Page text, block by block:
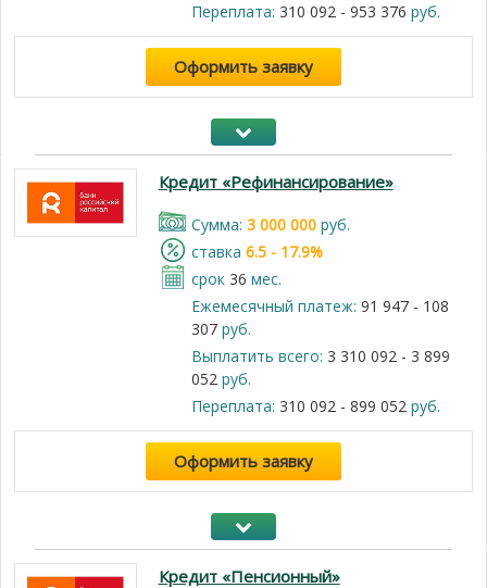
Переплата: 310 092 - 953 376 руб.
Оформить заявку
Кредит «Рефинансирование»
Cумма: 3 000 000руб.
cтавка 6.5 - 17.9%
срок 36 мес.
Ежемесячный платеж: 91 947 - 108
307руб.
Выплатить всего: 3 310 092 - 3 899
052руб.
Переплата: 310 092 - 899 052руб.
Оформить заявку
Кредит «Пенсионный»